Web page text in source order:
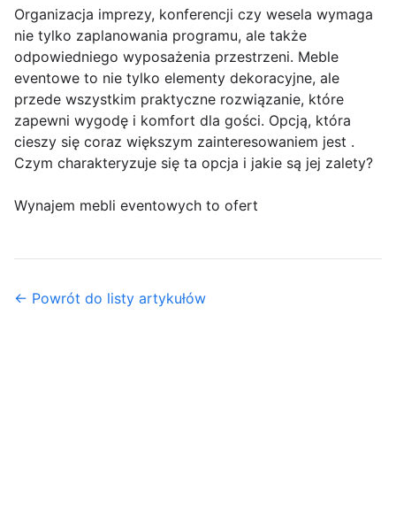
Organizacja imprezy, konferencji czy wesela wymaga
nie tylko zaplanowania programu, ale także
odpowiedniego wyposażenia przestrzeni. Meble
eventowe to nie tylko elementy dekoracyjne, ale
przede wszystkim praktyczne rozwiązanie, które
zapewni wygodę i komfort dla gości. Opcją, która
cieszy się coraz większym zainteresowaniem jest .
Czym charakteryzuje się ta opcja i jakie są jej zalety?
Wynajem mebli eventowych to ofert
← Powrót do listy artykułów